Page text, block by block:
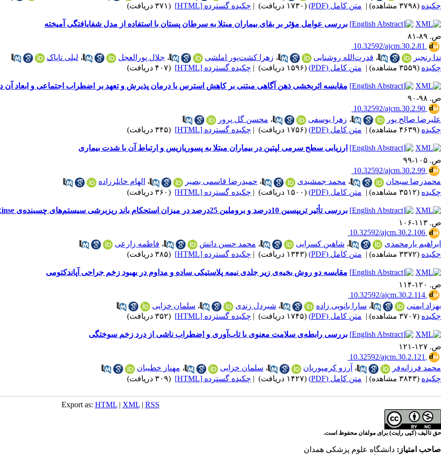
چکیده (۳۷۹۸ مشاهده) | متن کامل (PDF) (۱۷۳۰ دریافت) | چکیده گسترده [HTML] (۳۷۱ دریافت)
بررسی عوامل مؤثر بر بقای بیماران مبتلا به سرطان پستان با استفاده از مدل شفایافتگی آمیخته
ص. ۸۹-۸۱
‎ 10.32592/ajcm.30.2.81
ندا رنجبر
، قدرت‌الله روشنایی ، زهرا کشت‌پور املشی ، جلال پورالعجل ، لیلی تاپاک
چکیده (۳۵۵۹ مشاهده) | متن کامل (PDF) (۱۵۹۶ دریافت) | چکیده گسترده [HTML] (۴۰۷ دریافت)
مقایسه اثربخشی ذهن آگاهی مبتنی بر کاهش استرس با درمان پذیرش و تعهد بر اضطراب اجتماعی و ابعاد آن
ص. ۹۸-۹۰
‎ 10.32592/ajcm.30.2.90
علیرضا صالح پور
، زهرا یوسفی ، محسن گل پرور
چکیده (۴۶۳۹ مشاهده) | متن کامل (PDF) (۱۷۵۶ دریافت) | چکیده گسترده [HTML] (۳۴۵ دریافت)
ارزیابی سطح سرمی لپتین در بیماران مبتلا به پسوریازیس و ارتباط آن با شدت بیماری
ص. ۱۰۵-۹۹
‎ 10.32592/ajcm.30.2.99
محمدرضا سبحان
، محمد جمشیدی ، حمیدرضا قاسمی بصیر ، الهام خانلرزاده
چکیده (۳۵۱۲ مشاهده) | متن کامل (PDF) (۱۵۰۰ دریافت) | چکیده گسترده [HTML] (۳۶۰ دریافت)
بررسی تأثیر تریپسین 10درصد و بروملین 25درصد در میزان استحکام باند ریزبرشی سیستم‌های چسبنده‌ی Etch & Rinse
ص. ۱۱۳-۱۰۶
‎ 10.32592/ajcm.30.2.106
ابراهیم یارمحمدی
، شاهین کسرایی ، محمد حسن دانش ، فاطمه زارعی
چکیده (۳۳۷۲ مشاهده) | متن کامل (PDF) (۱۳۴۳ دریافت) | چکیده گسترده [HTML] (۳۸۵ دریافت)
مقایسه دو روش بخیه‌ی زیر جلدی نیمه پلاستیکی ساده و مداوم در بهبود زخم جراحی آپاندکتومی
ص. ۱۲۰-۱۱۴
‎ 10.32592/ajcm.30.2.114
بهزاد ایمنی
، سارا بانویی زاده ، شیردل زندی ، سلمان خزایی
چکیده (۳۷۰۷ مشاهده) | متن کامل (PDF) (۱۷۴۵ دریافت) | چکیده گسترده [HTML] (۳۵۲ دریافت)
بررسی رابطه‌ی سلامت معنوی با تاب‌آوری و اضطراب ناشی از درد زخم سوختگی
ص. ۱۲۷-۱۲۱
‎ 10.32592/ajcm.30.2.121
محمد فرزانه‌فر
، آرزو کرمپوریان ، سلمان خزایی ، مهناز خطیبان
چکیده (۳۸۴۳ مشاهده) | متن کامل (PDF) (۱۴۲۷ دریافت) | چکیده گسترده [HTML] (۳۰۹ دریافت)
Export as: HTML| XML| RSS
حق تالیف (کپی رایت) برای مولفان محفوظ است.
صاحب امتیاز: دانشگاه علوم پزشکی همدان